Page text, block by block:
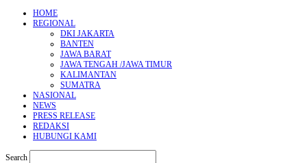
HOME
REGIONAL
DKI JAKARTA
BANTEN
JAWA BARAT
JAWA TENGAH /JAWA TIMUR
KALIMANTAN
SUMATRA
NASIONAL
NEWS
PRESS RELEASE
REDAKSI
HUBUNGI KAMI
Search